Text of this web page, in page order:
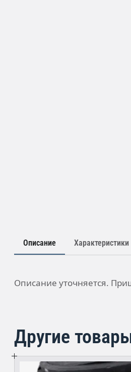
Описание Характеристики
Описание уточняется.
Другие